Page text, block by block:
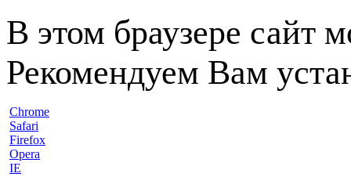
В этом браузере сайт
Рекомендуем Вам
Chrome
Safari
Firefox
Opera
IE